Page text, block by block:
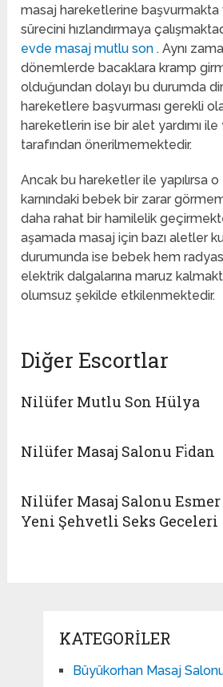
masaj hareketlerine
sürecini hızlandırmaya
evde masaj mutlu son. Aynı
dönemlerde bacaklara kramp
olduğundan dolayı bu durumda
hareketlere başvurması gerekli
hareketlerin ise bir alet yardımı ile
tarafından önerilmemektedir.
Ancak bu hareketler ile yapılırsa
karnındaki bebek bir zarar
daha rahat bir hamilelik
aşamada masaj için bazı aletler
durumunda ise bebek hem
elektrik dalgalarına maruz
olumsuz şekilde etkilenmektedir.
Diğer Escortlar
Nilüfer Mutlu Son Hülya
Nilüfer Masaj Salonu Fi̇dan
Nilüfer Masaj Salonu
Yeni Şehvetli Seks Geceleri
KATEGORILER
Büyükorhan Masaj